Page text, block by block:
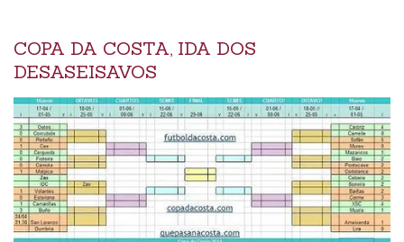
COPA DA COSTA, IDA DOS
DESASEISAVOS